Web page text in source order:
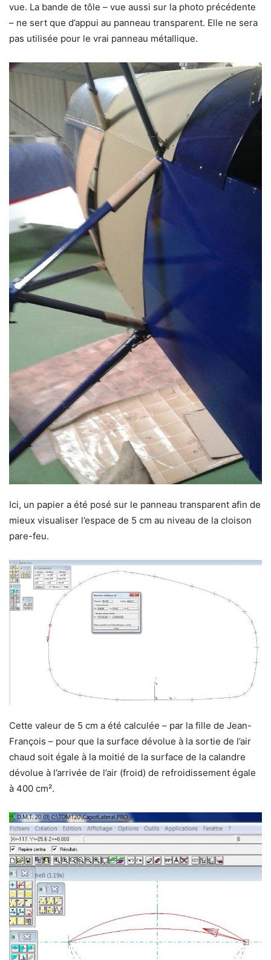
vue. La bande de tôle – vue aussi sur la photo précédente
– ne sert que d’appui au panneau transparent. Elle ne sera
pas utilisée pour le vrai panneau métallique.
Ici, un papier a été posé sur le panneau transparent afin de
mieux visualiser l’espace de 5 cm au niveau de la cloison
pare-feu.
Cette valeur de 5 cm a été calculée – par la fille de Jean-
François – pour que la surface dévolue à la sortie de l’air
chaud soit égale à la moitié de la surface de la calandre
dévolue à l’arrivée de l’air (froid) de refroidissement égale
à 400 cm².